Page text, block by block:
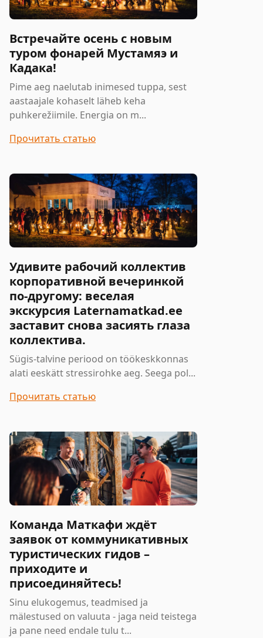
Встречайте осень с новым
туром фонарей Мустамяэ и
Кадака!
Pime aeg naelutab inimesed tuppa, sest
aastaajale kohaselt läheb keha
puhkerežiimile. Energia on m...
Прочитать статью
Удивите рабочий коллектив
корпоративной вечеринкой
по-другому: веселая
экскурсия Laternamatkad.ee
заставит снова засиять глаза
коллектива.
Sügis-talvine periood on töökeskkonnas
alati eeskätt stressirohke aeg. Seega pol...
Прочитать статью
Команда Маткафи ждёт
заявок от коммуникативных
туристических гидов –
приходите и
присоединяйтесь!
Sinu elukogemus, teadmised ja
mälestused on valuuta - jaga neid teistega
ja pane need endale tulu t...